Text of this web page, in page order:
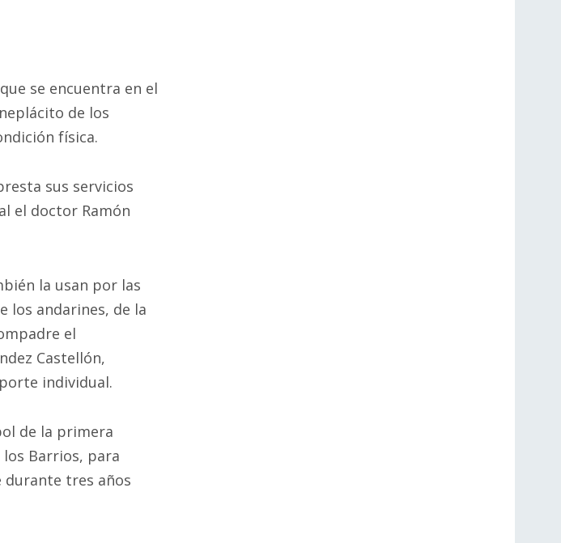
se encuentra en el
de los
física.
sus servicios
el doctor Ramón
la usan por las
los andarines, de la
el
Castellón,
individual.
de la primera
Barrios, para
durante tres años